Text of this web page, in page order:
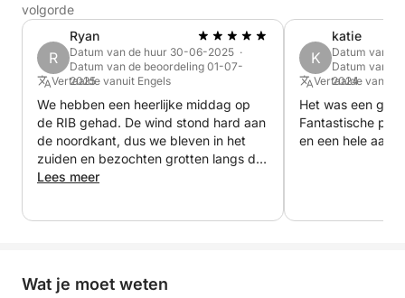
Boek vandaag nog uw Mc Marin 850 jachtcharter en
ga op avontuur in Ayia Napa!
Neem gerust contact met me op via Click&Boat om
uw boekingsvoorkeuren te bespreken.
volgorde
R
Ryan
Datum van de huur 30-06-2025 ·
Datum van de beoordeling 01-07-
2025
Vertaalde vanuit Engels
We hebben een heerlijke middag op
de RIB gehad. De wind stond hard aan
de noordkant, dus we bleven in het
zuiden en bezochten grotten langs de
kust met stops om te zwemmen. De
Lees meer
K
katie
Datum van
Datum van
2024
Vertaalde vanuit
Het was een
Fantastische
en een hele
Wat je moet weten